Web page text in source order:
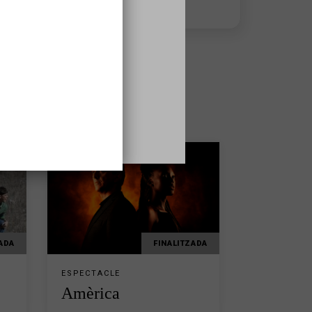
FINALITZADA
ESPECTACLE
Amèrica